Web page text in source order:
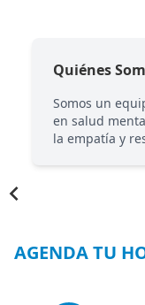
Quiénes
Somos un
en salud
la empatía y
AGENDA TU